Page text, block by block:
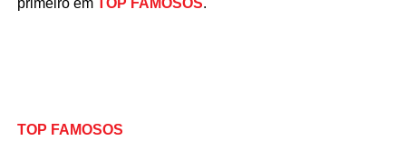
TOP FAMOSOS